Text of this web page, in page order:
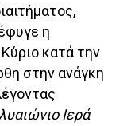
η
κατά την
στην ανάγκη
Ιερά